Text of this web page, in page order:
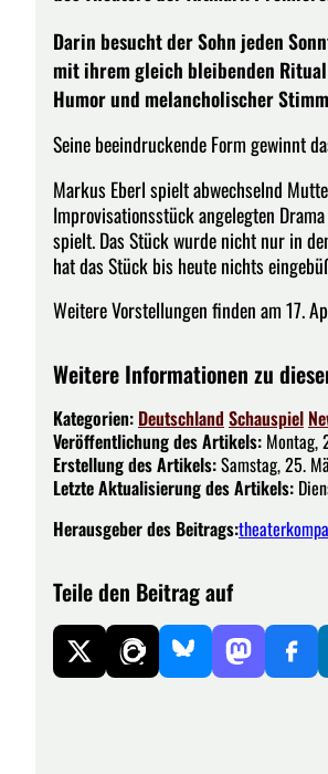
Darin besucht der Sohn jeden
mit ihrem gleich bleibenden
Humor und melancholischer
Seine beeindruckende Form gewinnt
Markus Eberl spielt abwechselnd
Improvisationsstück angelegten
spielt. Das Stück wurde nicht nur in
hat das Stück bis heute nichts
Weitere Vorstellungen finden am 17.
Weitere Informationen zu
Kategorien: Deutschland Schauspiel
Veröffentlichung des Artikels: Montag,
Erstellung des Artikels:Samstag, 25.
Letzte Aktualisierung des Artikels:
Herausgeber des Beitrags:
Teile den Beitrag auf